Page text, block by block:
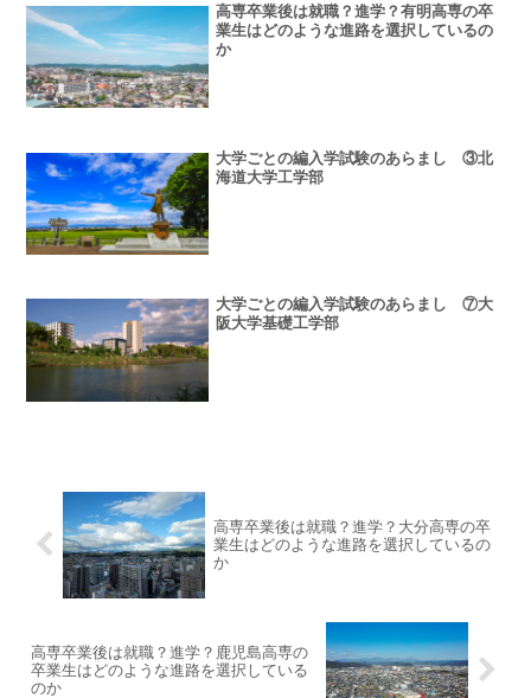
高専卒業後は就職？進学？有明高専の卒
業生はどのような進路を選択しているの
か
大学ごとの編入学試験のあらまし ③北
海道大学工学部
大学ごとの編入学試験のあらまし ⑦大
阪大学基礎工学部
高専卒業後は就職？進学？大分高専の卒
業生はどのような進路を選択しているの
か
高専卒業後は就職？進学？鹿児島高専の
卒業生はどのような進路を選択している
のか